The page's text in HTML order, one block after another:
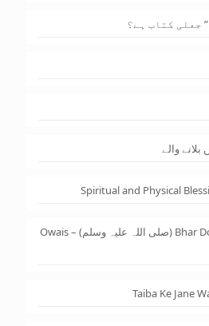
جعلی کتاب ہے؟
والے
Spiritual and Physical
Bhar Do Jholi Meri Jan-e-Aalam (صلی اللہ علیہ وسلم) – Owais
Taiba Ke Jane